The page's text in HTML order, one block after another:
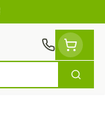
Zoek